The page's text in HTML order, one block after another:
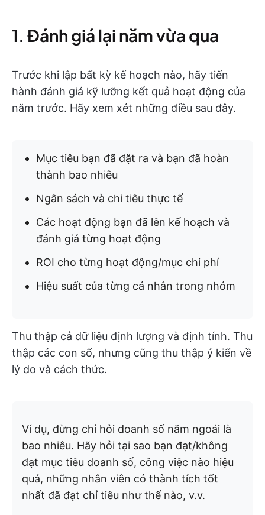
1. Đánh giá lại năm vừa qua
Trước khi lập bất kỳ kế hoạch nào, hãy tiến
hành đánh giá kỹ lưỡng kết quả hoạt động của
năm trước. Hãy xem xét những điều sau đây.
Mục tiêu bạn đã đặt ra và bạn đã hoàn
thành bao nhiêu
Ngân sách và chi tiêu thực tế
Các hoạt động bạn đã lên kế hoạch và
đánh giá từng hoạt động
ROI cho từng hoạt động/mục chi phí
Hiệu suất của từng cá nhân trong nhóm
Thu thập cả dữ liệu định lượng và định tính. Thu
thập các con số, nhưng cũng thu thập ý kiến về
lý do và cách thức.
Ví dụ, đừng chỉ hỏi doanh số năm ngoái là
bao nhiêu. Hãy hỏi tại sao bạn đạt/không
đạt mục tiêu doanh số, công việc nào hiệu
quả, những nhân viên có thành tích tốt
nhất đã đạt chỉ tiêu như thế nào, v.v.